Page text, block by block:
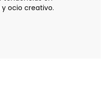
ocio creativo.